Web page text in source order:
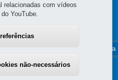
AUTÔNOMO -
- Bloco Previdenciário
relacionadas com vídeos
YouTube.
não-necessários